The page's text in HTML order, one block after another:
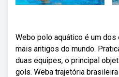
Webo polo aquático é um
mais antigos do mundo.
duas equipes, o principal
gols. Weba trajetória